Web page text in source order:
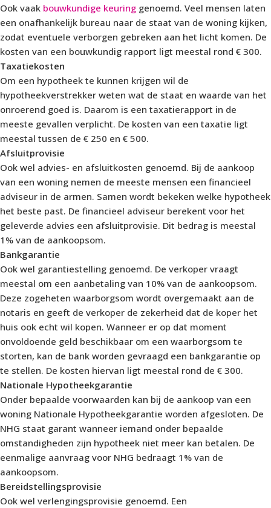
Ook vaak bouwkundige keuring genoemd. Veel mensen laten
een onafhankelijk bureau naar de staat van de woning kijken,
zodat eventuele verborgen gebreken aan het licht komen. De
kosten van een bouwkundig rapport ligt meestal rond € 300.
Taxatiekosten
Om een hypotheek te kunnen krijgen wil de
hypotheekverstrekker weten wat de staat en waarde van het
onroerend goed is. Daarom is een taxatierapport in de
meeste gevallen verplicht. De kosten van een taxatie ligt
meestal tussen de € 250 en € 500.
Afsluitprovisie
Ook wel advies- en afsluitkosten genoemd. Bij de aankoop
van een woning nemen de meeste mensen een financieel
adviseur in de armen. Samen wordt bekeken welke hypotheek
het beste past. De financieel adviseur berekent voor het
geleverde advies een afsluitprovisie. Dit bedrag is meestal
1% van de aankoopsom.
Bankgarantie
Ook wel garantiestelling genoemd. De verkoper vraagt
meestal om een aanbetaling van 10% van de aankoopsom.
Deze zogeheten waarborgsom wordt overgemaakt aan de
notaris en geeft de verkoper de zekerheid dat de koper het
huis ook echt wil kopen. Wanneer er op dat moment
onvoldoende geld beschikbaar om een waarborgsom te
storten, kan de bank worden gevraagd een bankgarantie op
te stellen. De kosten hiervan ligt meestal rond de € 300.
Nationale Hypotheekgarantie
Onder bepaalde voorwaarden kan bij de aankoop van een
woning Nationale Hypotheekgarantie worden afgesloten. De
NHG staat garant wanneer iemand onder bepaalde
omstandigheden zijn hypotheek niet meer kan betalen. De
eenmalige aanvraag voor NHG bedraagt 1% van de
aankoopsom.
Bereidstellingsprovisie
Ook wel verlengingsprovisie genoemd. Een